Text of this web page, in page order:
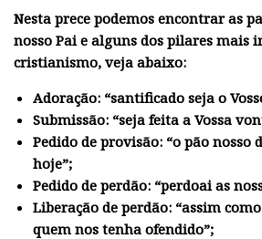
Nesta prece podemos encontrar as
nosso Pai e alguns dos pilares mais
cristianismo, veja abaixo:
Adoração:“santificado seja o
Submissão:“seja feita a Vossa
Pedido de provisão:“o pão nosso
hoje”;
Pedido de perdão:“perdoai as
Liberação de perdão:“assim
quem nos tenha ofendido”;